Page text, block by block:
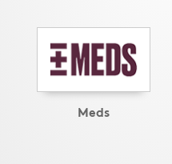
Meds